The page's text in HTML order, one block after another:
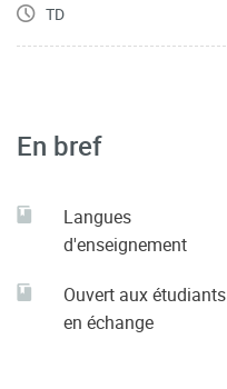
TD
En bref
Langues
d'enseignement
Ouvert aux étudiants
en échange